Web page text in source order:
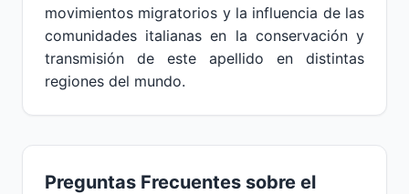
movimientos migratorios y la influencia de las
comunidades italianas en la conservación y
transmisión de este apellido en distintas
regiones del mundo.
Preguntas Frecuentes sobre el